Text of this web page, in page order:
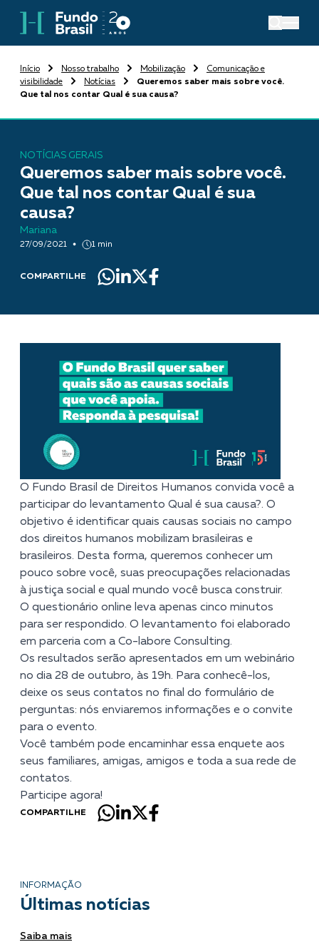
Início Nosso trabalho Mobilização
Comunicação e
visibilidade
Notícias
Queremos saber mais sobre você.
Que tal nos contar Qual é sua causa?
NOTÍCIAS GERAIS
Queremos saber mais sobre você.
Que tal nos contar Qual é sua
causa?
Mariana
27/09/2021 1 min
COMPARTILHE
O Fundo Brasil de Direitos Humanos convida você a
participar do levantamento Qual é sua causa?. O
objetivo é identificar quais causas sociais no campo
dos direitos humanos mobilizam brasileiras e
brasileiros. Desta forma, queremos conhecer um
pouco sobre você, suas preocupações relacionadas
à justiça social e qual mundo você busca construir.
O questionário online leva apenas cinco minutos
para ser respondido. O levantamento foi elaborado
em parceria com a Co-labore Consulting.
Os resultados serão apresentados em um webinário
no dia 28 de outubro, às 19h. Para conhecê-los,
deixe os seus contatos no final do formulário de
perguntas: nós enviaremos informações e o convite
para o evento.
Você também pode encaminhar essa enquete aos
seus familiares, amigas, amigos e toda a sua rede de
contatos.
Participe agora!
COMPARTILHE
INFORMAÇÃO
Últimas notícias
Saiba mais